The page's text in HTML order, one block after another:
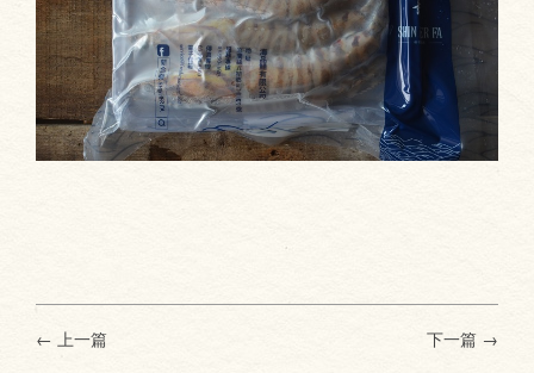
← 上一篇 下一篇 →